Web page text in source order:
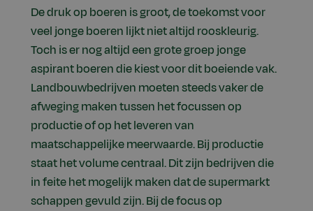
De druk op boeren is groot, de toekomst voor
veel jonge boeren lijkt niet altijd rooskleurig.
Toch is er nog altijd een grote groep jonge
aspirant boeren die kiest voor dit boeiende vak.
Landbouwbedrijven moeten steeds vaker de
afweging maken tussen het focussen op
productie of op het leveren van
maatschappelijke meerwaarde. Bij productie
staat het volume centraal. Dit zijn bedrijven die
in feite het mogelijk maken dat de supermarkt
schappen gevuld zijn. Bij de focus op